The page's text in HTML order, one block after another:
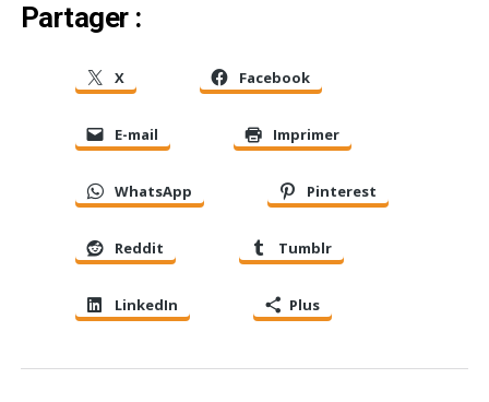
Partager :
X Facebook
E-mail Imprimer
WhatsApp Pinterest
Reddit Tumblr
LinkedIn Plus